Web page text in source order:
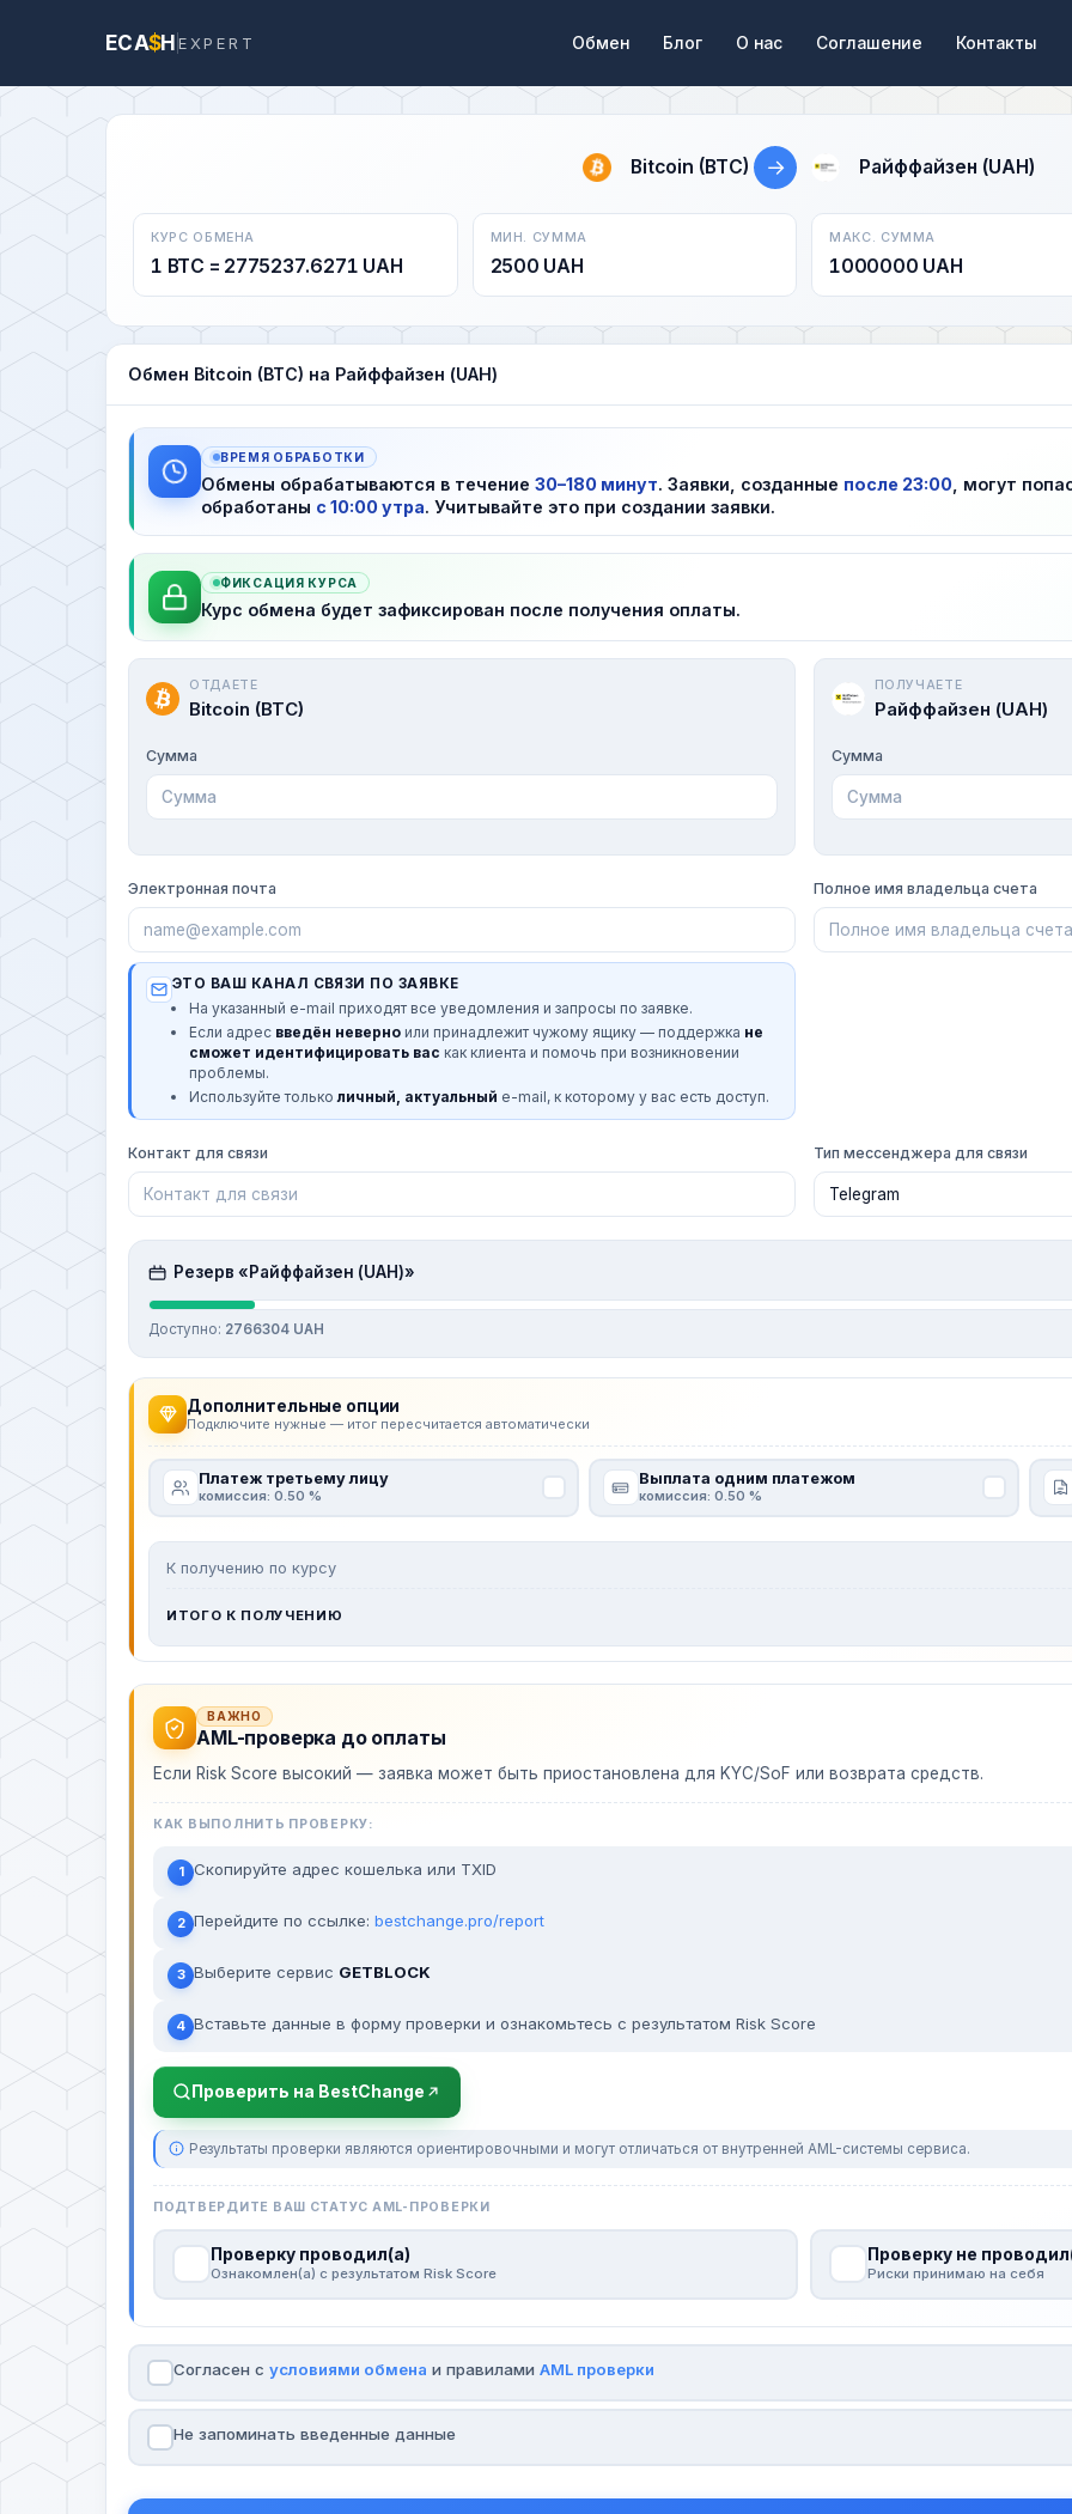
ECA$HEXPERT Обмен Блог О нас Соглашение Контакты
Bitcoin (BTC) → Райффайзен (UAH)
КУРС ОБМЕНА
1 BTC = 2775237.6271 UAH
МИН. СУММА
2500 UAH
МАКС. СУММА
1000000 UAH
Обмен Bitcoin (BTC) на Райффайзен (UAH)
ВРЕМЯ ОБРАБОТКИ
Обмены обрабатываются в течение 30–180 минут. Заявки, созданные после 23:00 , могут
обработаны с 10:00 утра. Учитывайте это при создании заявки.
ФИКСАЦИЯ КУРСА
Курс обмена будет зафиксирован после получения оплаты.
ОТДАЕТЕ
Bitcoin (BTC)
Сумма
ПОЛУЧАЕТЕ
Райффайзен (UAH)
Сумма
Электронная почта
ЭТО ВАШ КАНАЛ СВЯЗИ ПО ЗАЯВКЕ
На указанный e-mail приходят все уведомления и запросы по заявке.
Если адрес введён неверно или принадлежит чужому ящику — поддержка не
сможет идентифицировать вас как клиента и помочь при возникновении
проблемы.
Используйте только личный, актуальный e-mail, к которому у вас есть доступ.
Полное имя владельца счета
Контакт для связи Тип мессенджера для связи
Резерв «Райффайзен (UAH)»
Доступно: 2766304 UAH
Дополнительные опции
Подключите нужные — итог пересчитается автоматически
Платеж третьему лицу
комиссия: 0.50 %
Выплата одним платежом
комиссия: 0.50 %
К получению по курсу
ИТОГО К ПОЛУЧЕНИЮ
ВАЖНО
AML-проверка до оплаты
Если Risk Score высокий — заявка может быть приостановлена для KYC/SoF или возврата средств.
КАК ВЫПОЛНИТЬ ПРОВЕРКУ:
1 Скопируйте адрес кошелька или TXID
2 Перейдите по ссылке: bestchange.pro/report
3 Выберите сервис GETBLOCK
4 Вставьте данные в форму проверки и ознакомьтесь с результатом Risk Score
Проверить на BestChange
Результаты проверки являются ориентировочными и могут отличаться от внутренней AML-системы сервиса.
ПОДТВЕРДИТЕ ВАШ СТАТУС AML-ПРОВЕРКИ
Проверку проводил(а)
Ознакомлен(а) с результатом Risk Score
Проверку не
Риски принимаю на себя
Согласен с условиями обмена и правилами AML проверки
Не запоминать введенные данные